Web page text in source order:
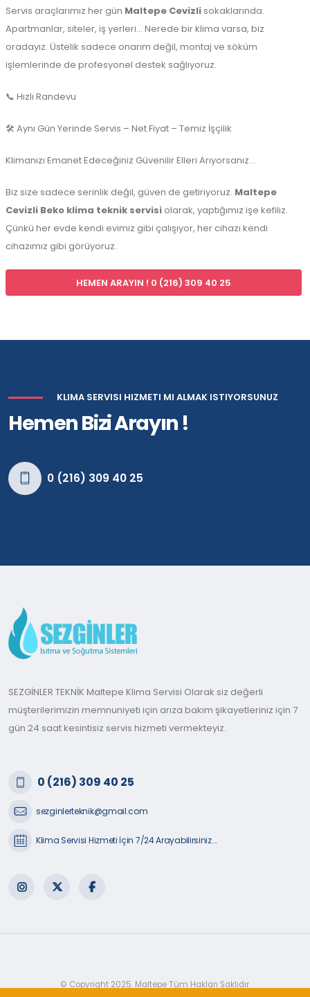
Servis araçlarımız her gün Maltepe Cevizli sokaklarında.
Apartmanlar, siteler, iş yerleri… Nerede bir klima varsa, biz
oradayız. Üstelik sadece onarım değil, montaj ve söküm
işlemlerinde de profesyonel destek sağlıyoruz.
📞 Hızlı Randevu
🛠️ Aynı Gün Yerinde Servis – Net Fiyat – Temiz İşçilik
Klimanızı Emanet Edeceğiniz Güvenilir Elleri Arıyorsanız…
Biz size sadece serinlik değil, güven de getiriyoruz. Maltepe
Cevizli Beko klima teknik servisi olarak, yaptığımız işe kefiliz.
Çünkü her evde kendi evimiz gibi çalışıyor, her cihazı kendi
cihazımız gibi görüyoruz.
HEMEN ARAYIN ! 0 (216) 309 40 25
KLIMA SERVISI HIZMETI MI ALMAK ISTIYORSUNUZ
Hemen Bizi Arayın !
0 (216) 309 40 25
SEZGİNLER TEKNİK Maltepe Klima Servisi Olarak siz değerli
müşterilerimizin memnuniyeti için arıza bakım şikayetleriniz için 7
gün 24 saat kesintisiz servis hizmeti vermekteyiz.
0 (216) 309 40 25
sezginlerteknik@gmail.com
Klima Servisi Hizmeti İçin 7/24 Arayabilirsiniz...
© Copyright 2025. Maltepe Tüm Hakları Saklıdır.